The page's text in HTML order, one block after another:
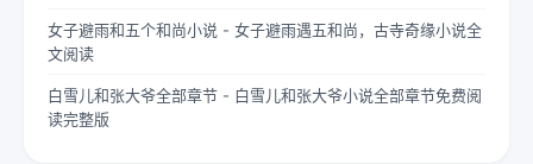
女子避雨和五个和尚小说 - 女子避雨遇五和尚，古寺奇缘小说全
文阅读
白雪儿和张大爷全部章节 - 白雪儿和张大爷小说全部章节免费阅
读完整版